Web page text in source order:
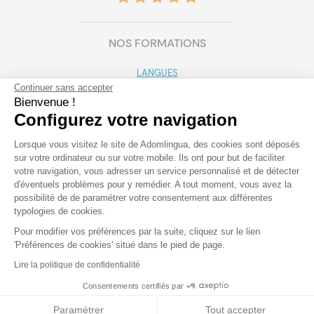
Continuer sans accepter
Bienvenue !
Configurez votre navigation
Lorsque vous visitez le site de Adomlingua, des cookies sont déposés
sur votre ordinateur ou sur votre mobile. Ils ont pour but de faciliter
votre navigation, vous adresser un service personnalisé et de détecter
d'éventuels problèmes pour y remédier. A tout moment, vous avez la
possibilité de de paramétrer votre consentement aux différentes
typologies de cookies.
Pour modifier vos préférences par la suite, cliquez sur le lien
'Préférences de cookies' situé dans le pied de page.
Lire la politique de confidentialité
Consentements certifiés par
Paramétrer Tout accepter
NOS FORMATIONS
LANGUES
Anglais
Français
Portugais
Italien Russe Arabe
Mandarin
FORMULES
Visioconférence
En centre
En entreprise
OBJECTIFS